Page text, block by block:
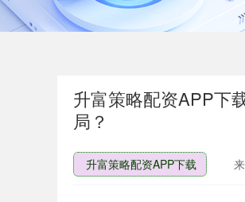
升富策略配资APP下
局？
升富策略配资APP下载